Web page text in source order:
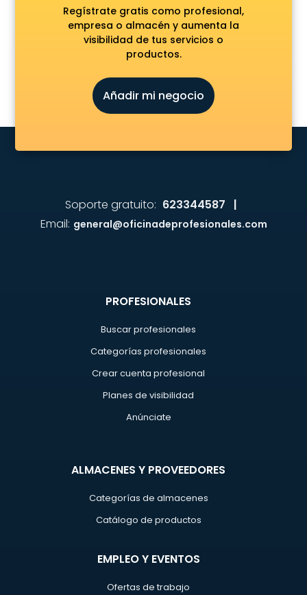
Regístrate gratis como profesional,
empresa o almacén y aumenta la
visibilidad de tus servicios o
productos.
Añadir mi negocio
Soporte gratuito: 623344587 |
Email: general@oficinadeprofesionales.com
PROFESIONALES
Buscar profesionales
Categorías profesionales
Crear cuenta profesional
Planes de visibilidad
Anúnciate
ALMACENES Y PROVEEDORES
Categorías de almacenes
Catálogo de productos
EMPLEO Y EVENTOS
Ofertas de trabajo